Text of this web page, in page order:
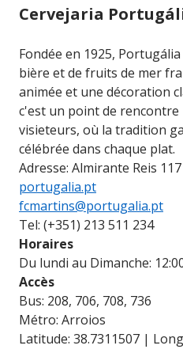
Cervejaria
Fondée en 1925,
bière et de fruits de mer
animée et une décoration
c'est un point de
visieteurs, où la tradition
célébrée dans chaque plat.
Adresse: Almirante Reis
portugalia.pt
fcmartins@portugalia.pt
Tel: (+351) 213 511 234
Horaires
Du lundi au Dimanche:
Accès
Bus: 208, 706, 708, 736
Métro: Arroios
Latitude: 38.7311507 |